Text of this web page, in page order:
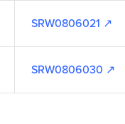
SRW0806021 ↗
SRW0806030 ↗